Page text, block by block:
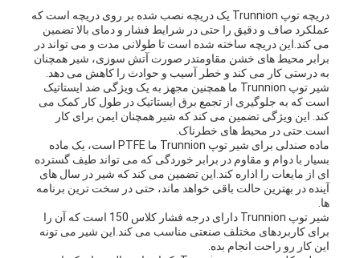
درخواست
نقل
قول
نقشه
سایت
PRIVACY
دریچه توپ Trunnion یک دریچه نصب شده بر روی دریچه است که
عملکرد صاف و دقیق را حتی در شرایط فشار و دمای بالا تضمین
می کند.این دریچه ساخته شده است تا طولانی مدت و می تواند در
برابر محیط های خشن مقاومتدر صورت آتش سوزی، شیر همچنان
به درستی کار می کند و خطر آسیب و حوادث را کاهش می دهد.
شیر توپ Trunnion ما همچنین مجهز به یک ویژگی ضد ایستاتیک
است که به جلوگیری از تجمع برق ایستاتیک در طول کار کمک می
کند. این ویژگی تضمین می کند که شیر همچنان ایمن برای کار
است.حتی در محیط های خطرناک.
ماده صندلی برای شیر توپ Trunnion ما PTFE است، یک ماده
بسیار با دوام و مقاوم در برابر خوردگی که می تواند طیف گسترده
ای از مایعات را اداره کند.این تضمین می کند که شیر در سال های
آینده در بهترین حالت باقی خواهد ماند، حتی در سخت ترین برنامه
ها.
شیر توپ Trunnion دارای درجه فشار کلاس 150 است که آن را
برای کاربردهای مختلف صنعتی مناسب می کند.این شیر می تونه
این کار رو راحت انجام بده.